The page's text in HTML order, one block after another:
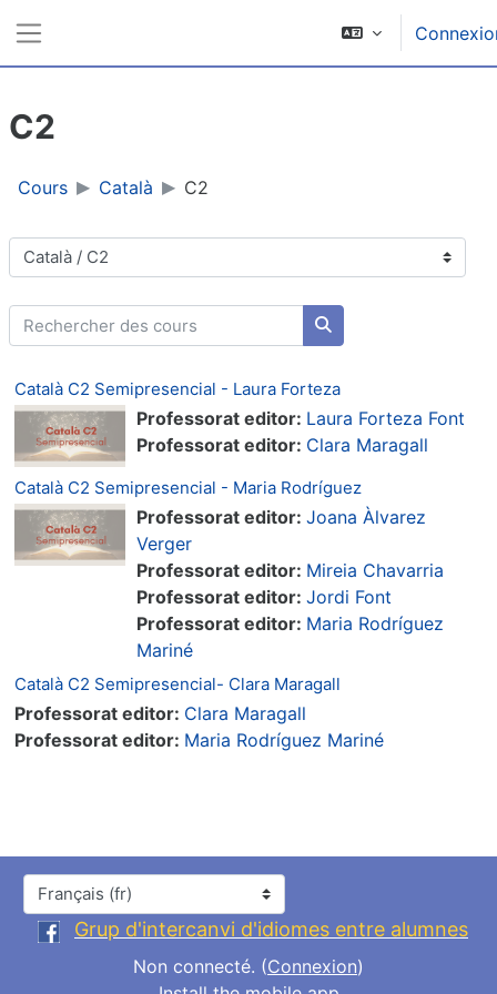
C2
Cours Català C2
Catégories de cours
Rechercher des cours
Rechercher des cours
Català C2 Semipresencial - Laura Forteza
Professorat editor: Laura Forteza Font
Professorat editor: Clara Maragall
Català C2 Semipresencial - Maria Rodríguez
Professorat editor: Joana Àlvarez
Verger
Professorat editor: Mireia Chavarria
Professorat editor: Jordi Font
Professorat editor: Maria Rodríguez
Mariné
Català C2 Semipresencial- Clara Maragall
Professorat editor: Clara Maragall
Professorat editor: Maria Rodríguez Mariné
Langue
Grup d'intercanvi d'idiomes entre alumnes
Non connecté. (Connexion)